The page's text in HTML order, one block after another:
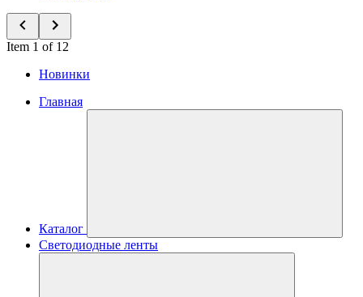
Item 1 of 12
Новинки
Главная
Каталог
Светодиодные ленты